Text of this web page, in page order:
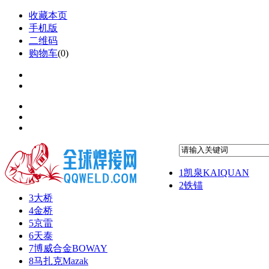
收藏本页
手机版
二维码
购物车(0)
1凯泉KAIQUAN
2铁锚
3大桥
4金桥
5京雷
6天泰
7博威合金BOWAY
8马扎克Mazak